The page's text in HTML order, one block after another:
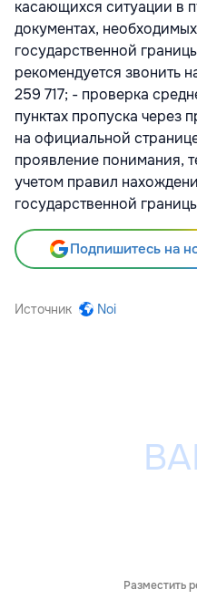
касающихся ситуации в
документах,
государственной
рекомендуется
259 717; - проверка
пунктах пропуска через
на официальной
проявление понимания,
учетом правил
государственной
Подпишитесь на
Источник Noi
Разместить